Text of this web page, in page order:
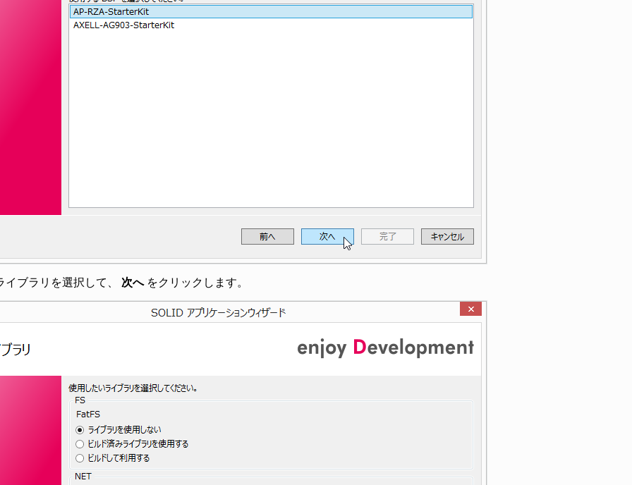
イブラリを選択して、 次へをクリックします。